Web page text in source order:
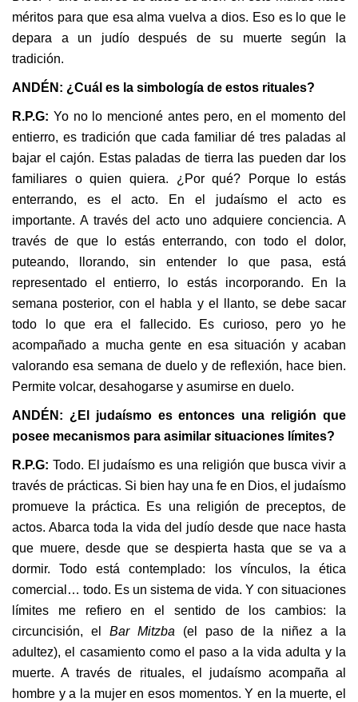
méritos para que esa alma vuelva a dios. Eso es lo que le
depara a un judío después de su muerte según la
tradición.
ANDÉN: ¿Cuál es la simbología de estos rituales?
R.P.G: Yo no lo mencioné antes pero, en el momento del
entierro, es tradición que cada familiar dé tres paladas al
bajar el cajón. Estas paladas de tierra las pueden dar los
familiares o quien quiera. ¿Por qué? Porque lo estás
enterrando, es el acto. En el judaísmo el acto es
importante. A través del acto uno adquiere conciencia. A
través de que lo estás enterrando, con todo el dolor,
puteando, llorando, sin entender lo que pasa, está
representado el entierro, lo estás incorporando. En la
semana posterior, con el habla y el llanto, se debe sacar
todo lo que era el fallecido. Es curioso, pero yo he
acompañado a mucha gente en esa situación y acaban
valorando esa semana de duelo y de reflexión, hace bien.
Permite volcar, desahogarse y asumirse en duelo.
ANDÉN: ¿El judaísmo es entonces una religión que
posee mecanismos para asimilar situaciones límites?
R.P.G: Todo. El judaísmo es una religión que busca vivir a
través de prácticas. Si bien hay una fe en Dios, el judaísmo
promueve la práctica. Es una religión de preceptos, de
actos. Abarca toda la vida del judío desde que nace hasta
que muere, desde que se despierta hasta que se va a
dormir. Todo está contemplado: los vínculos, la ética
comercial… todo. Es un sistema de vida. Y con situaciones
límites me refiero en el sentido de los cambios: la
circuncisión, el Bar Mitzba (el paso de la niñez a la
adultez), el casamiento como el paso a la vida adulta y la
muerte. A través de rituales, el judaísmo acompaña al
hombre y a la mujer en esos momentos. Y en la muerte, el